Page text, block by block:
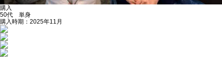
購入
50代 単身
購入時期：2025年11月